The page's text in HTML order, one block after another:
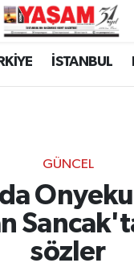
İSTANBUL
GÜNCEL
sözler